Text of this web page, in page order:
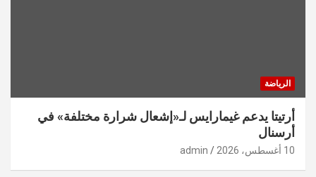
الرياضة
أرتيتا يدعم غيمارايس لـ«إشعال شرارة مختلفة» في
أرسنال
10 أغسطس، 2026 admin